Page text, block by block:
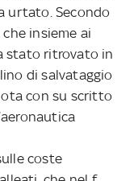
urtato. Secondo
insieme ai
stato ritrovato in
di salvataggio
con su scritto
coste